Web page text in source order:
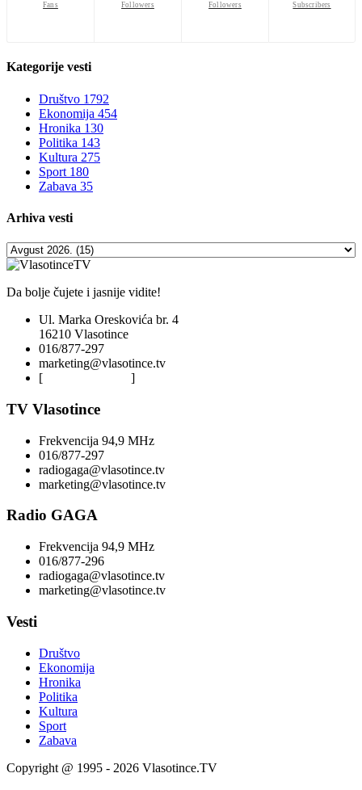
Fans Followers Followers Subscribers
Kategorije vesti
Društvo 1792
Ekonomija 454
Hronika 130
Politika 143
Kultura 275
Sport 180
Zabava 35
Arhiva vesti
Da bolje čujete i jasnije vidite!
Ul. Marka Oreskovića br. 4
16210 Vlasotince
016/877-297
marketing@vlasotince.tv
[
]
TV Vlasotince
Frekvencija 94,9 MHz
016/877-297
radiogaga@vlasotince.tv
marketing@vlasotince.tv
Radio GAGA
Frekvencija 94,9 MHz
016/877-296
radiogaga@vlasotince.tv
marketing@vlasotince.tv
Vesti
Društvo
Ekonomija
Hronika
Politika
Kultura
Sport
Zabava
Copyright @ 1995 - 2026 Vlasotince.TV